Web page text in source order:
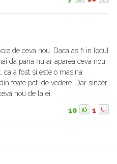
de ceva nou. Daca as fi in locul
da pana nu ar aparea ceva nou.
ca a fost si este o masina
toate pct. de vedere. Dar sincer
nou de la ei.
10 1